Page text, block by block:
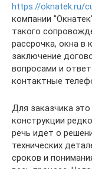
https://oknatek.ru/
компании
такого
рассрочка, окна в
заключение
вопросами и
контактные
Для заказчика
конструкции
речь идет о
технических
сроков и